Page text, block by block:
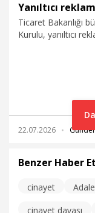
Ticaret Bakanlığı
Kurulu, yanıltıcı
22.07.2026
Benzer Haber
cinayet
cinayet davası